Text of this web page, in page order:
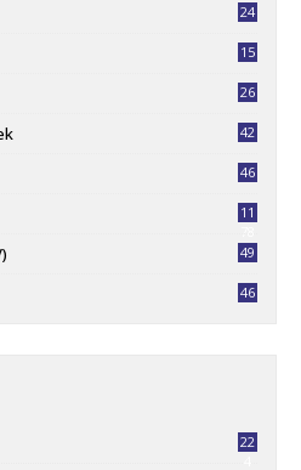
24
15
26
42
46
11
49
46
22